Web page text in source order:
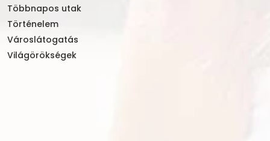
Többnapos utak
Történelem
Városlátogatás
Világörökségek